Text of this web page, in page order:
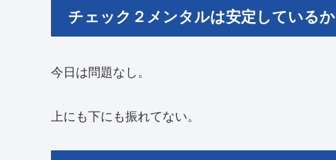
チェック２メンタルは安定しているか
今日は問題なし。
上にも下にも振れてない。